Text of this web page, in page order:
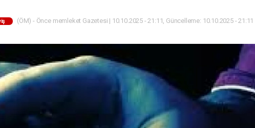
(ÖM) - Önce memleket Gazetesi | 10.10.2025 - 21:11, Güncelleme: 10.10.2025 - 21:11